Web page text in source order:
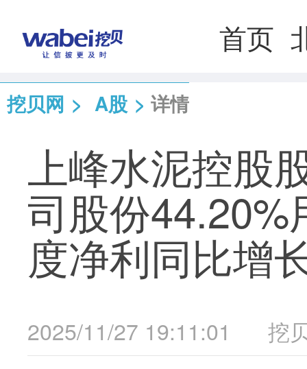
首页
挖贝网 > A股 > 详情
上峰水泥控股
司股份
度净利同比增
2025/11/27 19:11:01 挖